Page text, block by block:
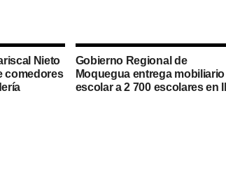
Nieto
comedores
Gobierno Regional de
Moquegua entrega mobiliario
escolar a 2 700 escolares en